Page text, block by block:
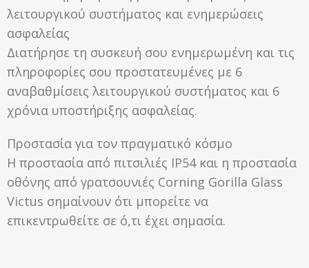
λειτουργικού συστήματος και ενημερώσεις
ασφαλείας
Διατήρησε τη συσκευή σου ενημερωμένη και τις
πληροφορίες σου προστατευμένες με 6
αναβαθμίσεις λειτουργικού συστήματος και 6
χρόνια υποστήριξης ασφαλείας.
Προστασία για τον πραγματικό κόσμο
Η προστασία από πιτσιλιές IP54 και η προστασία
οθόνης από γρατσουνιές Corning Gorilla Glass
Victus σημαίνουν ότι μπορείτε να
επικεντρωθείτε σε ό,τι έχει σημασία.